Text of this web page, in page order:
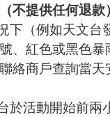
不提供任何退款
下（例如天文台
、紅色或黑色暴
絡商戶查詢當天
於活動開始前兩